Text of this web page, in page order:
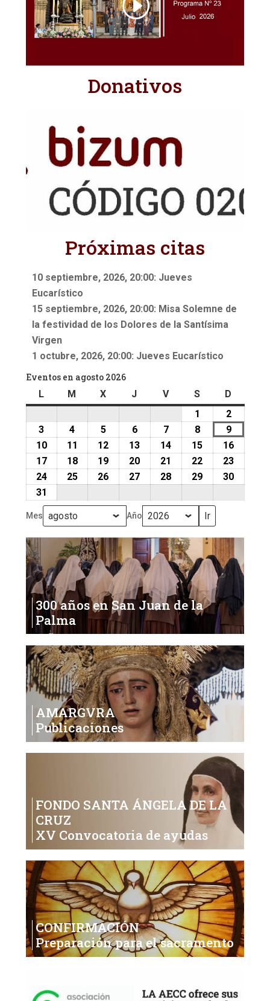
Donativos
Próximas citas
10 septiembre, 2026, 20:00: Jueves
Eucarístico
15 septiembre, 2026, 20:00: Misa Solemne de
la festividad de los Dolores de la Santísima
Virgen
1 octubre, 2026, 20:00: Jueves Eucarístico
Eventos en agosto 2026
LlunesM martes
Xmiércoles
J jueves
Vviernes
Ssábado
D
1
agosto,
2026
22
agosto,
2026
3
agosto,
2026
4
agosto,
2026
55
agosto,
2026
66
agosto,
2026
77
agosto,
2026
88
agosto,
2026
99
agosto,
2026
1010
agosto,
2026
11
agosto,
2026
12
agosto,
2026
13
agosto,
2026
14
agosto,
2026
15
agosto,
2026
16
1717
agosto,
1818
agosto,
19
agosto,
20
agosto,
21
agosto,
22
agosto,
23
2424
2026
2525
2026
26
2026
27
2026
28
2026
29
2026
30
31
agosto,
2026
Mes Año
300 años en San Juan de la
Palma
AMARGVRA
Publicaciones
FONDO SANTA ÁNGELA DE LA
CRUZ
XV Convocatoria de ayudas
CONFIRMACIÓN
Preparación para el sacramento